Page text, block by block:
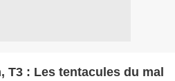
T3 : Les tentacules du mal